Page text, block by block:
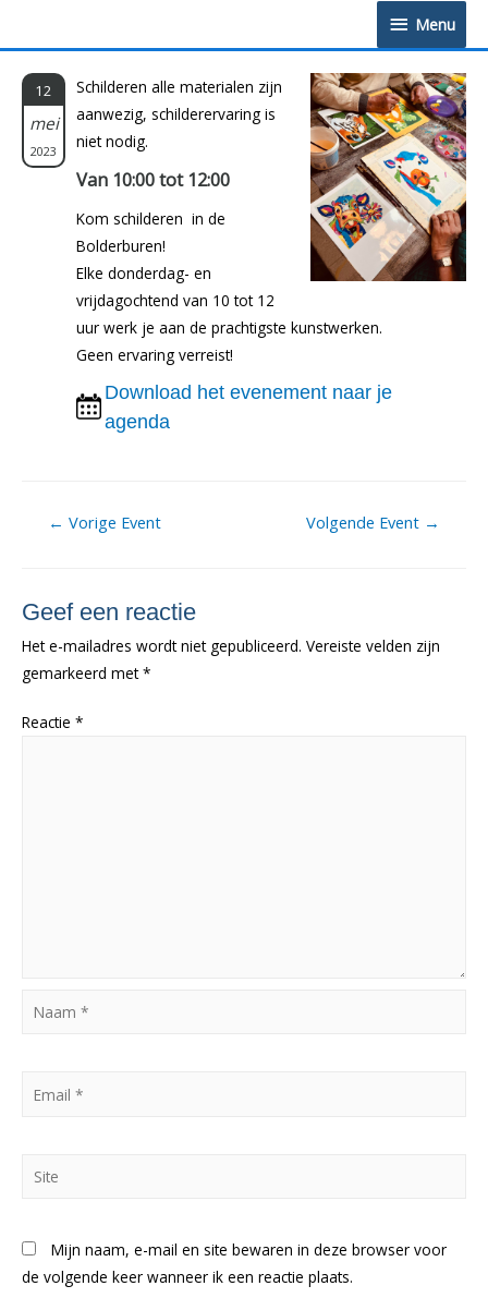
Menu
Menu
12
mei
2023
Schilderen alle materialen zijn
aanwezig, schilderervaring is
niet nodig.
Van 10:00 tot 12:00
Kom schilderen in de
Bolderburen!
Elke donderdag- en
vrijdagochtend van 10 tot 12
uur werk je aan de prachtigste kunstwerken.
Geen ervaring verreist!
Download het evenement naar je
agenda
Berichtnavigatie
← Vorige Event Volgende Event →
Geef een reactie
Het e-mailadres wordt niet gepubliceerd. Vereiste velden zijn
gemarkeerd met*
Reactie *
Naam
Mijn naam, e-mail en site bewaren in deze browser voor
de volgende keer wanneer ik een reactie plaats.